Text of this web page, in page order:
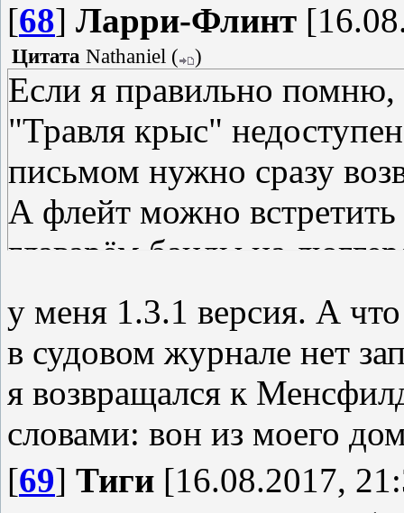
[68] Ларри-Флинт
Цитата Nathaniel ( )
Если я правильно помню,
"Травля крыс"
письмом нужно сразу
А флейт можно
главарём банды на
сбежит...
у меня 1.3.1 версия. А что
в судовом журнале нет
я возвращался к
словами: вон из моего
[69] Тиги [16.08.2017,